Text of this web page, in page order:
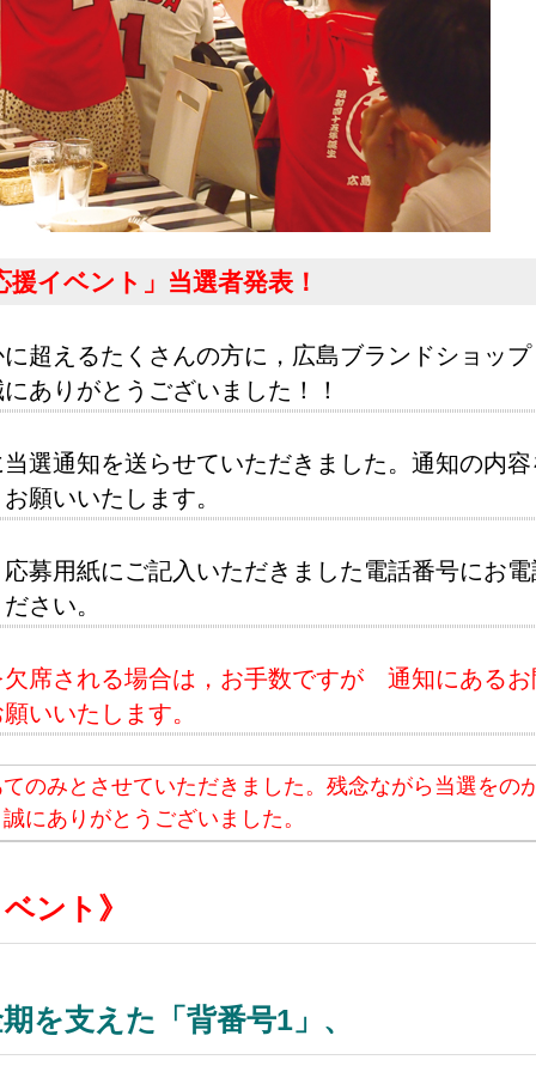
イベント」当選者発表！
超えるたくさんの方に，広島ブランドショッ
ありがとうございました！！
選通知を送らせていただきました。通知の内
願いいたします。
募用紙にご記入いただきました電話番号にお
さい。
席される場合は，お手数ですが 通知にある
いいたします。
みとさせていただきました。残念ながら当選をの
にありがとうございました。
ント》
を支えた「背番号1」、